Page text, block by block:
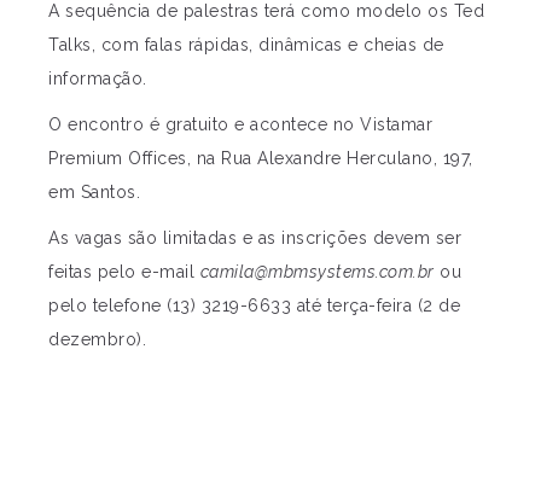
A sequência de palestras terá como modelo os Ted
Talks, com falas rápidas, dinâmicas e cheias de
informação.
O encontro é gratuito e acontece no Vistamar
Premium Offices, na Rua Alexandre Herculano, 197,
em Santos.
As vagas são limitadas e as inscrições devem ser
feitas pelo e-mail camila@mbmsystems.com.br ou
pelo telefone (13) 3219-6633 até terça-feira (2 de
dezembro).